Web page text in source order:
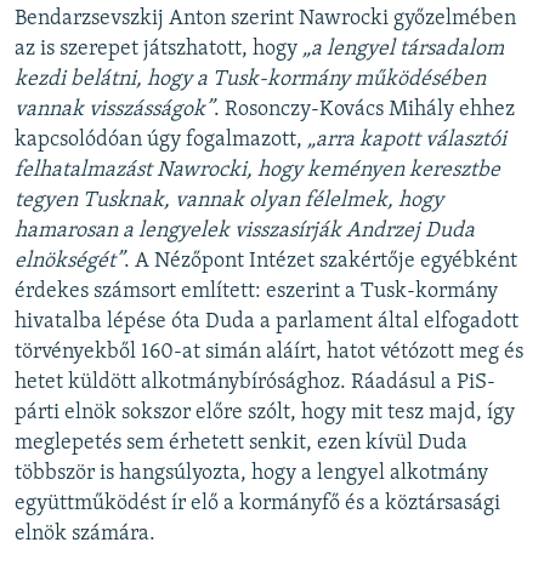
Bendarzsevszkij Anton szerint Nawrocki győzelmében
az is szerepet játszhatott, hogy „a lengyel társadalom
kezdi belátni, hogy a Tusk-kormány működésében
vannak visszásságok”. Rosonczy-Kovács Mihály ehhez
kapcsolódóan úgy fogalmazott, „arra kapott választói
felhatalmazást Nawrocki, hogy keményen keresztbe
tegyen Tusknak, vannak olyan félelmek, hogy
hamarosan a lengyelek visszasírják Andrzej Duda
elnökségét”. A Nézőpont Intézet szakértője egyébként
érdekes számsort említett: eszerint a Tusk-kormány
hivatalba lépése óta Duda a parlament által elfogadott
törvényekből 160-at simán aláírt, hatot vétózott meg és
hetet küldött alkotmánybírósághoz. Ráadásul a PiS-
párti elnök sokszor előre szólt, hogy mit tesz majd, így
meglepetés sem érhetett senkit, ezen kívül Duda
többször is hangsúlyozta, hogy a lengyel alkotmány
együttműködést ír elő a kormányfő és a köztársasági
elnök számára.